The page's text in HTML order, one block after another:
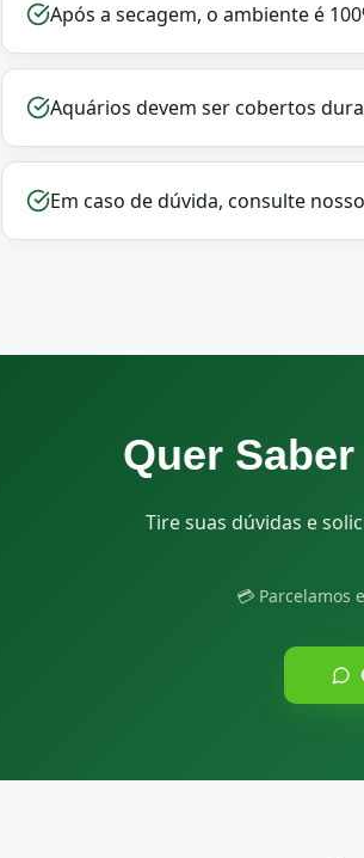
Após a secagem, o ambiente é
Aquários devem ser cobertos
Em caso de dúvida, consulte
Quer
Tire suas dúvidas e
💳 Parcelamos